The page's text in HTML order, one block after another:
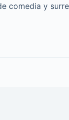
comedia y